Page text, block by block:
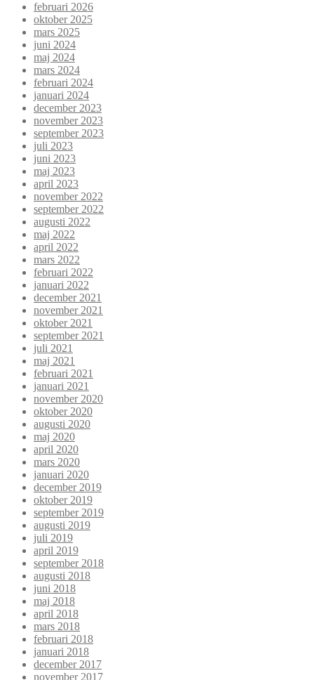
februari 2026
oktober 2025
mars 2025
juni 2024
maj 2024
mars 2024
februari 2024
januari 2024
december 2023
november 2023
september 2023
juli 2023
juni 2023
maj 2023
april 2023
november 2022
september 2022
augusti 2022
maj 2022
april 2022
mars 2022
februari 2022
januari 2022
december 2021
november 2021
oktober 2021
september 2021
juli 2021
maj 2021
februari 2021
januari 2021
november 2020
oktober 2020
augusti 2020
maj 2020
april 2020
mars 2020
januari 2020
december 2019
oktober 2019
september 2019
augusti 2019
juli 2019
april 2019
september 2018
augusti 2018
juni 2018
maj 2018
april 2018
mars 2018
februari 2018
januari 2018
december 2017
november 2017